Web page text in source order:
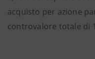
acquisto per azione
controvalore totale di